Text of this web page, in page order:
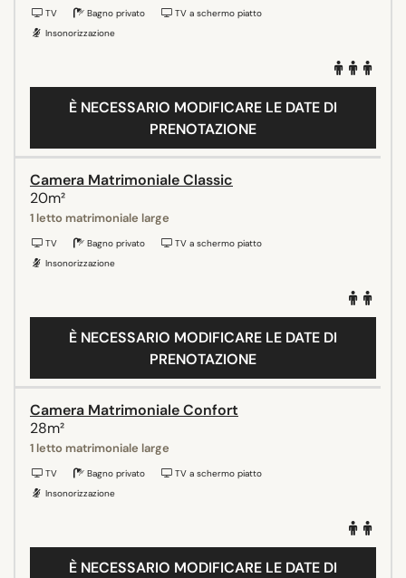
TV Bagno privato
TV a schermo piatto
Insonorizzazione
È NECESSARIO MODIFICARE LE DATE DI
PRENOTAZIONE
Camera Matrimoniale Classic
20m²
1 letto matrimoniale large
TV Bagno privato
TV a schermo piatto
Insonorizzazione
È NECESSARIO MODIFICARE LE DATE DI
PRENOTAZIONE
Camera Matrimoniale Confort
28m²
1 letto matrimoniale large
TV Bagno privato
TV a schermo piatto
Insonorizzazione
È NECESSARIO MODIFICARE LE DATE DI